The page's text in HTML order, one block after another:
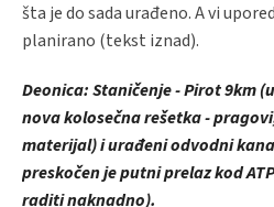
šta je do sada urađeno. A vi
planirano (tekst iznad).
Deonica: Staničenje - Pirot 9km
nova kolosečna rešetka -
materijal) i urađeni odvodni
preskočen je putni prelaz kod
raditi naknadno).